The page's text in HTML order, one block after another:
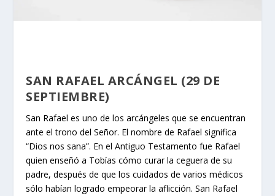
SAN RAFAEL ARCÁNGEL (29 DE
SEPTIEMBRE)
San Rafael es uno de los arcángeles que se encuentran
ante el trono del Señor. El nombre de Rafael significa
“Dios nos sana”. En el Antiguo Testamento fue Rafael
quien enseñó a Tobías cómo curar la ceguera de su
padre, después de que los cuidados de varios médicos
sólo habían logrado empeorar la aflicción. San Rafael